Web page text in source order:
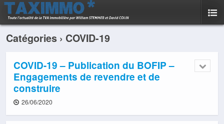
Catégories › COVID-19
COVID-19 – Publication du BOFIP –
Engagements de revendre et de
construire
26/06/2020